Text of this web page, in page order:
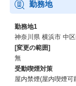
ものづくりや研究開
達購買をワンストッ
技術者の役に立つ情
で提供し、新しい製
・動画サイト「
最新の製品や技術、
開発に携わる技術者
視聴できます。
勤務地
勤務地1
神奈川県 横浜市 中
[変更の範囲]
無
受動喫煙対策
屋内禁煙(屋内喫煙可